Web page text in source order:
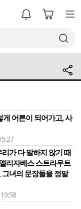
어른이 되어가고, 사
가 다 말하지 않기 때
리자베스 스트라우트
녀의 문장들을 정말